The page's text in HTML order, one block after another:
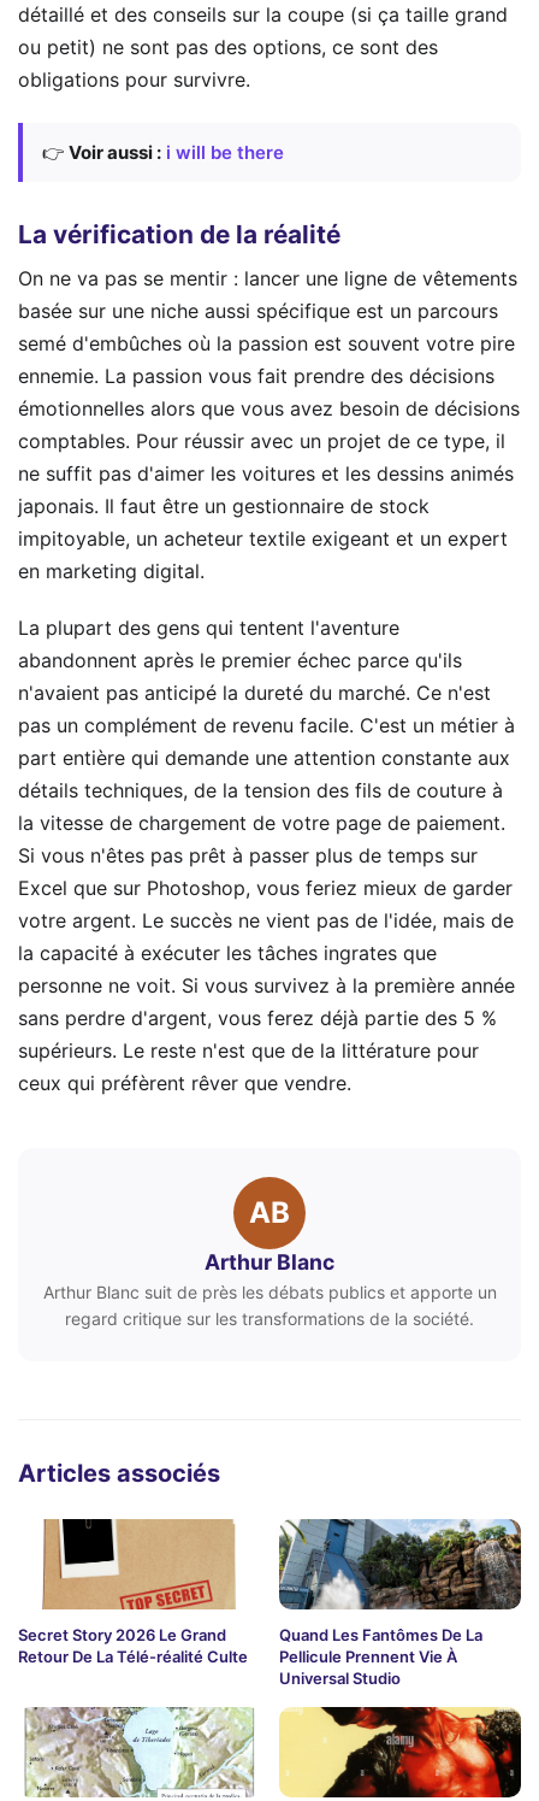
détaillé et des conseils sur la coupe (si ça taille grand
ou petit) ne sont pas des options, ce sont des
obligations pour survivre.
👉 Voir aussi : i will be there
La vérification de la réalité
On ne va pas se mentir : lancer une ligne de vêtements
basée sur une niche aussi spécifique est un parcours
semé d'embûches où la passion est souvent votre pire
ennemie. La passion vous fait prendre des décisions
émotionnelles alors que vous avez besoin de décisions
comptables. Pour réussir avec un projet de ce type, il
ne suffit pas d'aimer les voitures et les dessins animés
japonais. Il faut être un gestionnaire de stock
impitoyable, un acheteur textile exigeant et un expert
en marketing digital.
La plupart des gens qui tentent l'aventure
abandonnent après le premier échec parce qu'ils
n'avaient pas anticipé la dureté du marché. Ce n'est
pas un complément de revenu facile. C'est un métier à
part entière qui demande une attention constante aux
détails techniques, de la tension des fils de couture à
la vitesse de chargement de votre page de paiement.
Si vous n'êtes pas prêt à passer plus de temps sur
Excel que sur Photoshop, vous feriez mieux de garder
votre argent. Le succès ne vient pas de l'idée, mais de
la capacité à exécuter les tâches ingrates que
personne ne voit. Si vous survivez à la première année
sans perdre d'argent, vous ferez déjà partie des 5 %
supérieurs. Le reste n'est que de la littérature pour
ceux qui préfèrent rêver que vendre.
AB
Arthur Blanc
Arthur Blanc suit de près les débats publics et apporte un
regard critique sur les transformations de la société.
Articles associés
Secret Story 2026 Le Grand
Retour De La Télé-réalité Culte
Quand Les Fantômes De La
Pellicule Prennent Vie À
Universal Studio